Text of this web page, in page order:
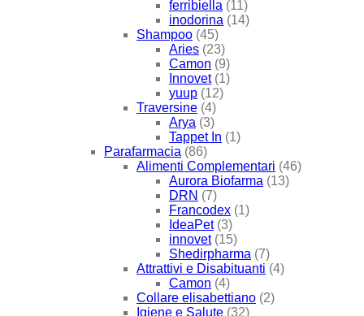
ferribiella (11)
inodorina (14)
Shampoo (45)
Aries (23)
Camon (9)
Innovet (1)
yuup (12)
Traversine (4)
Arya (3)
Tappet In (1)
Parafarmacia (86)
Alimenti Complementari (46)
Aurora Biofarma (13)
DRN (7)
Francodex (1)
IdeaPet (3)
innovet (15)
Shedirpharma (7)
Attrattivi e Disabituanti (4)
Camon (4)
Collare elisabettiano (2)
Igiene e Salute (32)